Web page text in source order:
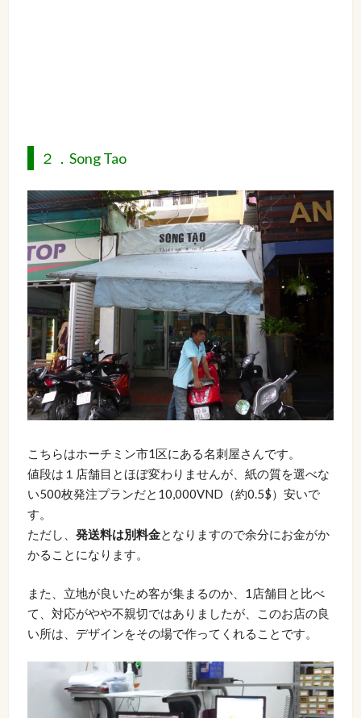
２．Song Tao
こちらはホーチミン市1区にある名刺屋さんです。
値段は１店舗目とほぼ変わりませんが、紙の質を選べな
い500枚発注プランだと10,000VND（約0.5$）安いで
す。
ただし、 発送料は別料金となりますので余分にお金がか
かることになります。
また、立地が良いため客が集まるのか、1店舗目と比べ
て、対応がやや不親切ではありましたが、このお店の良
い所は、デザインをその場で作ってくれることです。